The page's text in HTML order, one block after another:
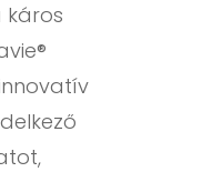
káros